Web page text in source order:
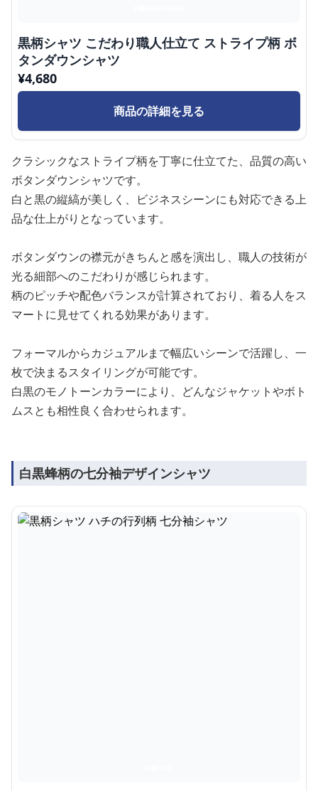
黒柄シャツ こだわり職人仕立て ストライプ柄 ボ
タンダウンシャツ
¥4,680
商品の詳細を見る
クラシックなストライプ柄を丁寧に仕立てた、品質の高い
ボタンダウンシャツです。
白と黒の縦縞が美しく、ビジネスシーンにも対応できる上
品な仕上がりとなっています。
ボタンダウンの襟元がきちんと感を演出し、職人の技術が
光る細部へのこだわりが感じられます。
柄のピッチや配色バランスが計算されており、着る人をス
マートに見せてくれる効果があります。
フォーマルからカジュアルまで幅広いシーンで活躍し、一
枚で決まるスタイリングが可能です。
白黒のモノトーンカラーにより、どんなジャケットやボト
ムスとも相性良く合わせられます。
白黒蜂柄の七分袖デザインシャツ